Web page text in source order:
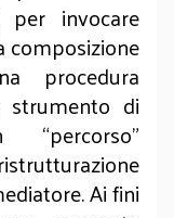
invocare
composizione
procedura
strumento di
Ai fini